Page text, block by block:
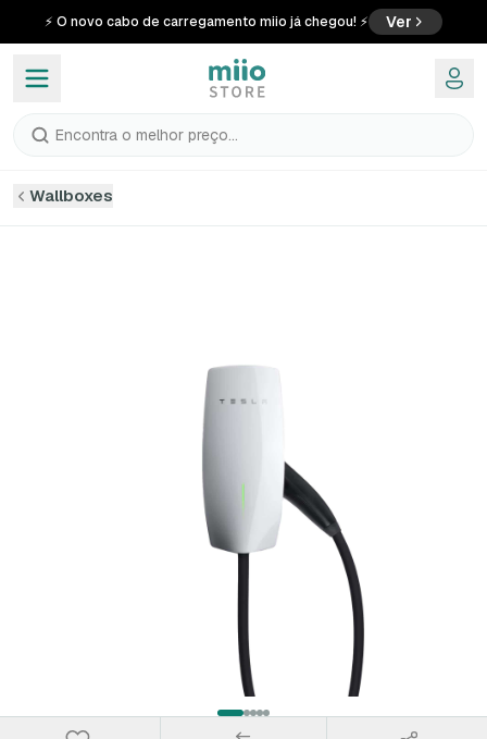
⚡ O novo cabo de carregamento miio já chegou! ⚡ Ver
Encontra o melhor preço...
Wallboxes